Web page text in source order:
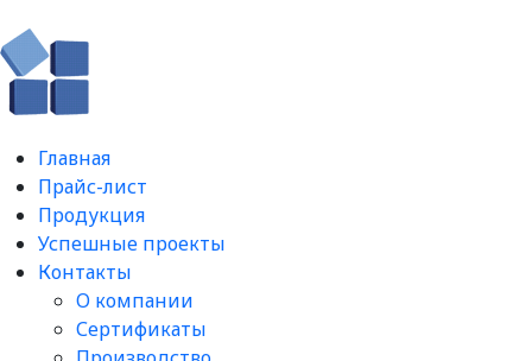
Главная
Прайс-лист
Продукция
Успешные проекты
Контакты
О компании
Сертификаты